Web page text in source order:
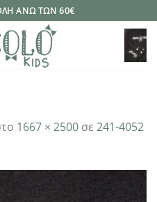
ΑΝΩ ΤΩΝ 60€
1667 × 2500 σε 241-4052